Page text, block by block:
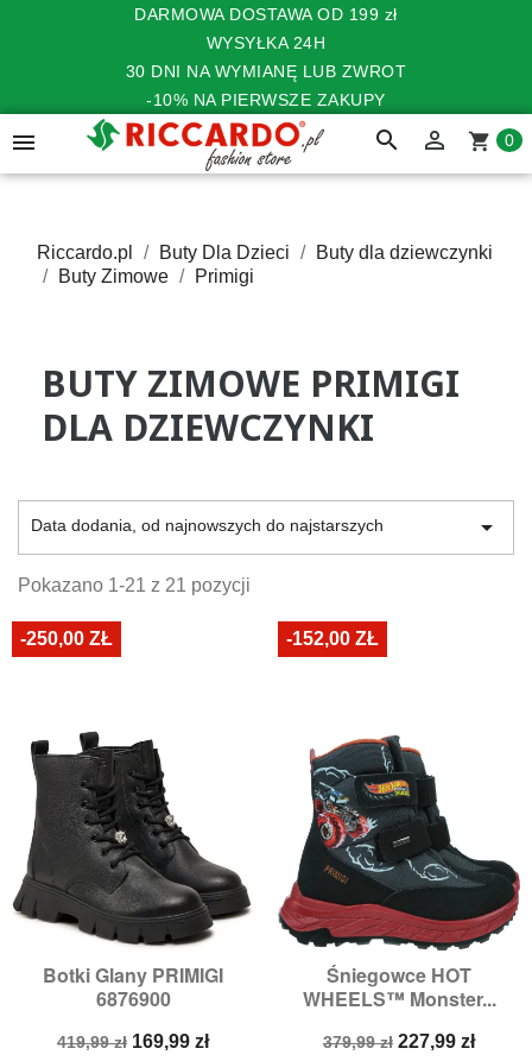
DARMOWA DOSTAWA OD 199 zł
WYSYŁKA 24H
30 DNI NA WYMIANĘ LUB ZWROT
-10% NA PIERWSZE ZAKUPY
 search  shopping_cart 0
Riccardo.pl Buty Dla Dzieci
Buty dla dziewczynki
Buty Zimowe
Primigi
BUTY ZIMOWE PRIMIGI
DLA DZIEWCZYNKI
Data dodania, od najnowszych do najstarszych 
Pokazano 1-21 z 21 pozycji
Botki Glany PRIMIGI
6876900
Cena
419,99 zł Cena
169,99 zł
-250,00 ZŁ
Śniegowce HOT
WHEELS™ Monster...
Cena
379,99 zł Cena
227,99 zł
-152,00 ZŁ